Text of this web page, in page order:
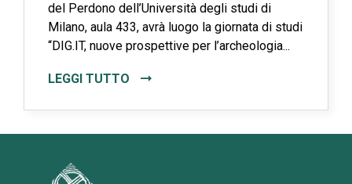
del Perdono dell’Università degli studi di
Milano, aula 433, avrà luogo la giornata di studi
“DIG.IT, nuove prospettive per l’archeologia...
LEGGI TUTTO